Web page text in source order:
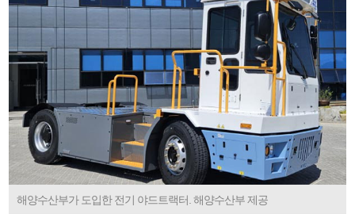
해양수산부가 도입한 전기 야드트랙터. 해양수산부 제공